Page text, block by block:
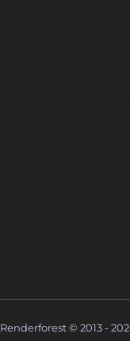
Renderforest © 2013 -